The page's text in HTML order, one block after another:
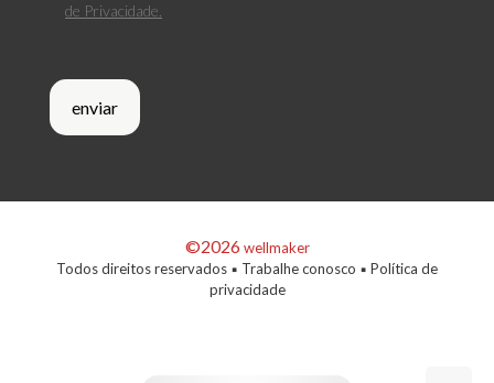
de Privacidade.
©2026wellmaker
Todos direitos reservados ▪ Trabalhe conosco ▪ Política de
privacidade